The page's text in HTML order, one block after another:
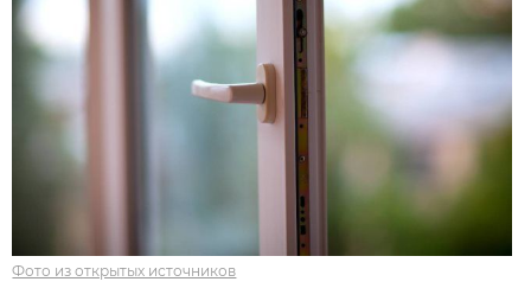
Фото из открытых источников